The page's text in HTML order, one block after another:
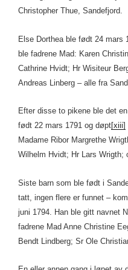
Christopher Thue, Sandefjord.
Else Dorthea ble født 24 mars
ble fadrene Mad: Karen
Cathrine Hvidt; Hr Wisiteur
Andreas Linberg – alle fra
Efter disse to pikene ble det
født 22 mars 1791 og døpt[xiii]
Madame Ribor Margrethe
Wilhelm Hvidt; Hr Lars Wrigth;
Siste barn som ble født i
tatt, ingen flere er funnet –
juni 1794. Han ble gitt navnet
fadrene Mad Anne Christine
Bendt Lindberg; Sr Ole